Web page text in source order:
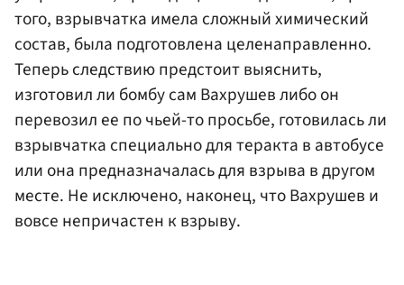
того, взрывчатка имела сложный химический
состав, была подготовлена целенаправленно.
Теперь следствию предстоит выяснить,
изготовил ли бомбу сам Вахрушев либо он
перевозил ее по чьей-то просьбе, готовилась ли
взрывчатка специально для теракта в автобусе
или она предназначалась для взрыва в другом
месте. Не исключено, наконец, что Вахрушев и
вовсе непричастен к взрыву.